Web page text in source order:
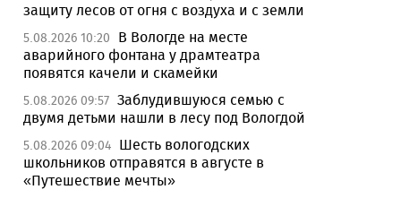
защиту лесов от огня с воздуха и с земли
5.08.2026 10:20
В Вологде на месте
аварийного фонтана у драмтеатра
появятся качели и скамейки
5.08.2026 09:57 Заблудившуюся семью с
двумя детьми нашли в лесу под Вологдой
5.08.2026 09:04 Шесть вологодских
школьников отправятся в августе в
«Путешествие мечты»